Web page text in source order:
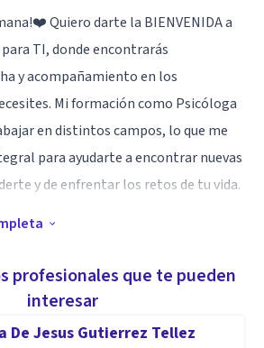
Quiero darte la BIENVENIDA a
TI, donde encontrarás
y acompañamiento en los
Mi formación como Psicóloga
en distintos campos, lo que me
para ayudarte a encontrar nuevas
y de enfrentar los retos de tu vida.
su individualidad. Creo firmemente que
y merece ser escuchada con respeto,
Mi compromiso es caminar
profesionales que te pueden
interesar
De Jesus Gutierrez Tellez